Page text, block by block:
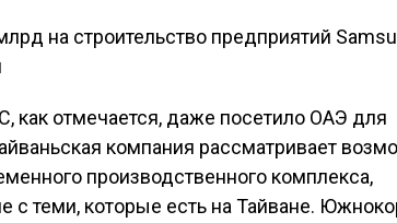
как отмечается, даже посетило ОАЭ для
компания рассматривает
производственного комплекса,
с теми, которые есть на Тайване.